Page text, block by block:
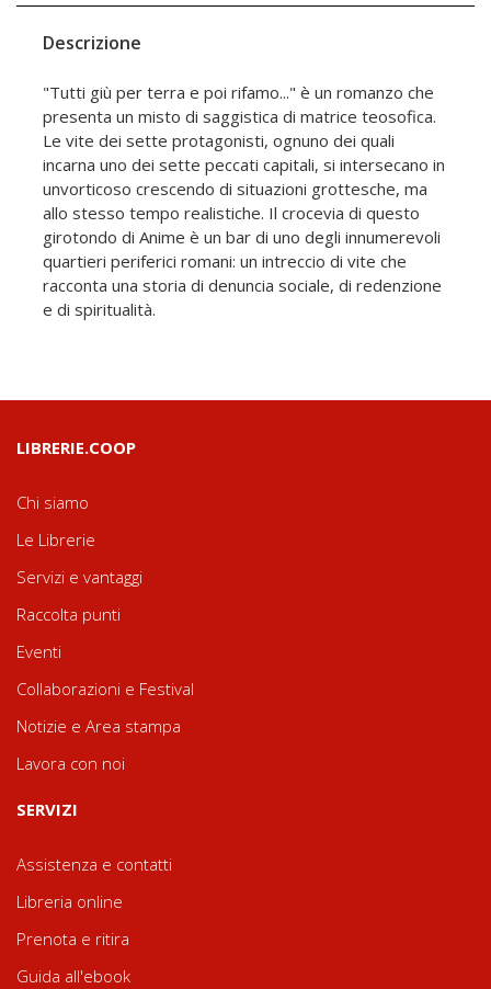
Descrizione
"Tutti giù per terra e poi rifamo..." è un romanzo che
presenta un misto di saggistica di matrice teosofica.
Le vite dei sette protagonisti, ognuno dei quali
incarna uno dei sette peccati capitali, si intersecano in
unvorticoso crescendo di situazioni grottesche, ma
allo stesso tempo realistiche. Il crocevia di questo
girotondo di Anime è un bar di uno degli innumerevoli
quartieri periferici romani: un intreccio di vite che
racconta una storia di denuncia sociale, di redenzione
e di spiritualità.
LIBRERIE.COOP
Chi siamo
Le Librerie
Servizi e vantaggi
Raccolta punti
Eventi
Collaborazioni e Festival
Notizie e Area stampa
Lavora con noi
SERVIZI
Assistenza e contatti
Libreria online
Prenota e ritira
Guida all'ebook